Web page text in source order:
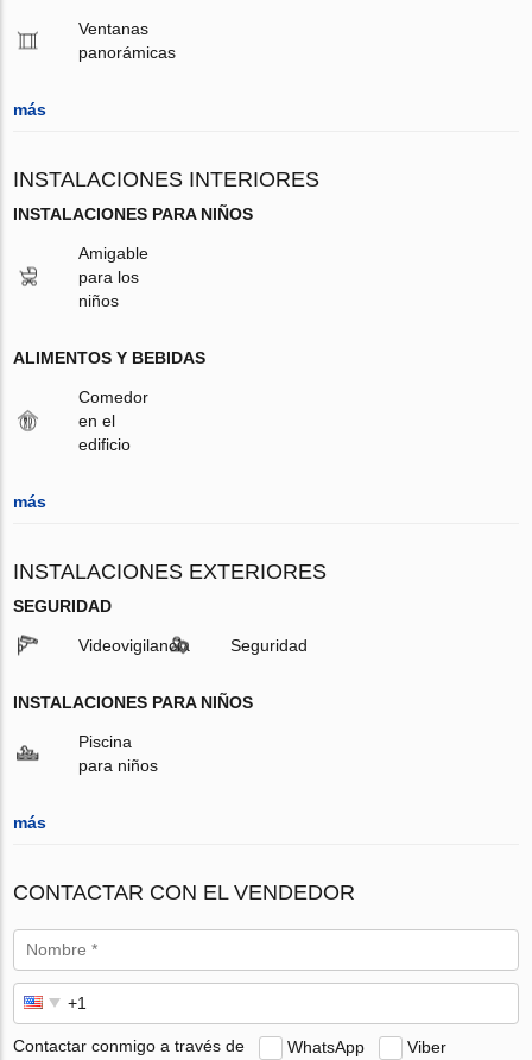
Ventanas
panorámicas
más
INSTALACIONES INTERIORES
INSTALACIONES PARA NIÑOS
Amigable
para los
niños
ALIMENTOS Y BEBIDAS
Comedor
en el
edificio
más
INSTALACIONES EXTERIORES
SEGURIDAD
Videovigilancia Seguridad
INSTALACIONES PARA NIÑOS
Piscina
para niños
más
CONTACTAR CON EL VENDEDOR
Contactar conmigo a través de WhatsApp Viber